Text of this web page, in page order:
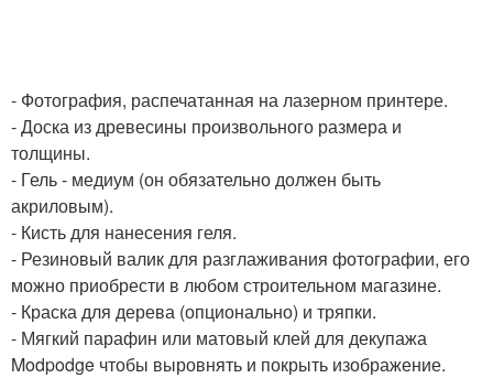
- Фотография, распечатанная на лазерном принтере.
- Доска из древесины произвольного размера и
толщины.
- Гель - медиум (он обязательно должен быть
акриловым).
- Кисть для нанесения геля.
- Резиновый валик для разглаживания фотографии, его
можно приобрести в любом строительном магазине.
- Краска для дерева (опционально) и тряпки.
- Мягкий парафин или матовый клей для декупажа
Modpodge чтобы выровнять и покрыть изображение.